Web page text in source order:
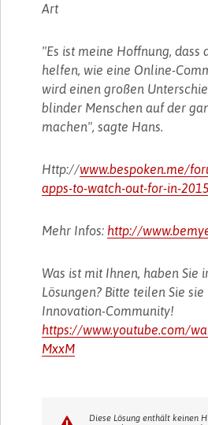
Art
"Es ist meine Hoffnung, dass
helfen, wie eine Online-
wird einen großen
blinder Menschen auf der
machen", sagte Hans.
Http://www.bespoken.me/
apps-to-watch-out-for-in-
Mehr Infos: http://
Was ist mit Ihnen, haben Sie
Lösungen? Bitte teilen Sie
Innovation-Community!
https://www.youtube.com/
MxxM
Diese Lösung enthält keinen